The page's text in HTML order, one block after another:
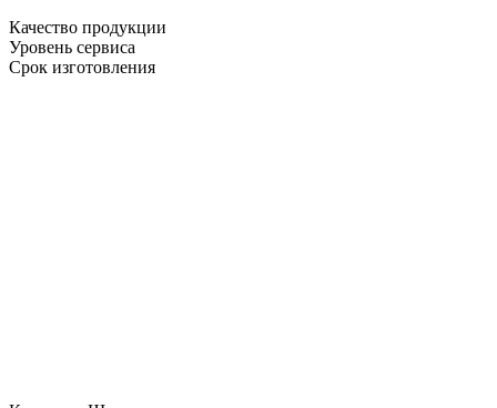
Качество продукции
Уровень сервиса
Срок изготовления